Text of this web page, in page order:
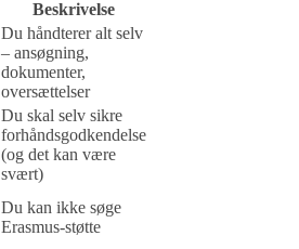
Beskrivelse
Du håndterer alt selv
– ansøgning,
dokumenter,
oversættelser
Du skal selv sikre
forhåndsgodkendelse
(og det kan være
svært)
Du kan ikke søge
Erasmus-støtte